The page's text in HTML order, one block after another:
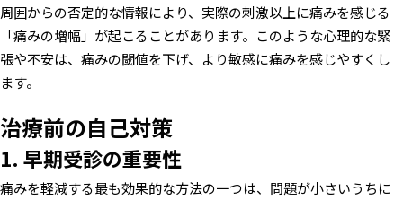
周囲からの否定的な情報により、実際の刺激以上に痛みを感じる
「痛みの増幅」が起こることがあります。このような心理的な緊
張や不安は、痛みの閾値を下げ、より敏感に痛みを感じやすくし
ます。
治療前の自己対策
1. 早期受診の重要性
痛みを軽減する最も効果的な方法の一つは、問題が小さいうちに